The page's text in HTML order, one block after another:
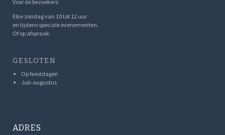
Voor de bezoekers:
Elke zondag van 10 tot 12 uur
en tijdens speciale evenementen.
Of op afspraak.
GESLOTEN
Op feestdagen
Juli-augustus
ADRES